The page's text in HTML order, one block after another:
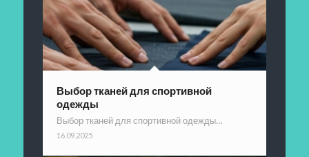
Выбор тканей для спортивной
одежды
Выбор тканей для спортивной одежды…
16.09.2025